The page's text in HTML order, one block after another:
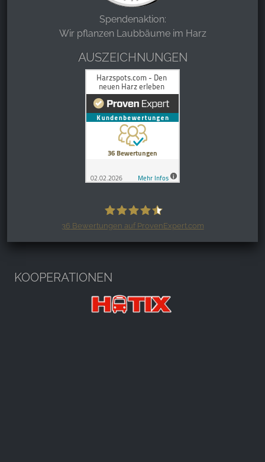
Spendenaktion:
Wir pflanzen Laubbäume im Harz
AUSZEICHNUNGEN
Harzspots.com - Den neuen Harz
36 Bewertungen auf ProvenExpert.com
KOOPERATIONEN